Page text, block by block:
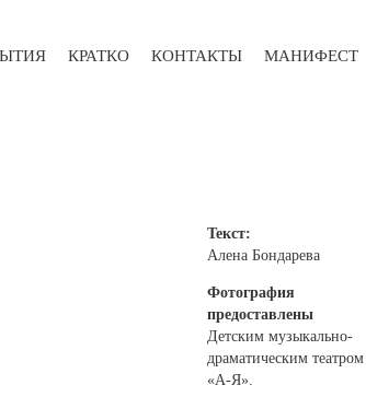
КРАТКО КОНТАКТЫ МАНИФЕСТ
Текст:
Алена Бондарева
Фотография
предоставлены
Детским музыкально-
драматическим театром
«А-Я».